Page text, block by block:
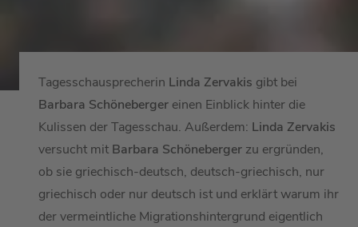
Tagesschausprecherin Linda Zervakis gibt bei
Barbara Schöneberger einen Einblick hinter die
Kulissen der Tagesschau. Außerdem: Linda Zervakis
versucht mit Barbara Schöneberger zu ergründen,
ob sie griechisch-deutsch, deutsch-griechisch, nur
griechisch oder nur deutsch ist und erklärt warum ihr
der vermeintliche Migrationshintergrund eigentlich